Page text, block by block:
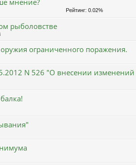
Рейтинг: 0.02%
рыболовстве
оружия ограниченного поражения.
N 526 "О внесении изменений